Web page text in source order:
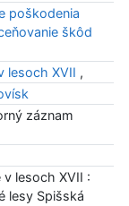
poškodenia
škôd
lesoch XVII ,
záznam
lesoch XVII :
lesy Spišská